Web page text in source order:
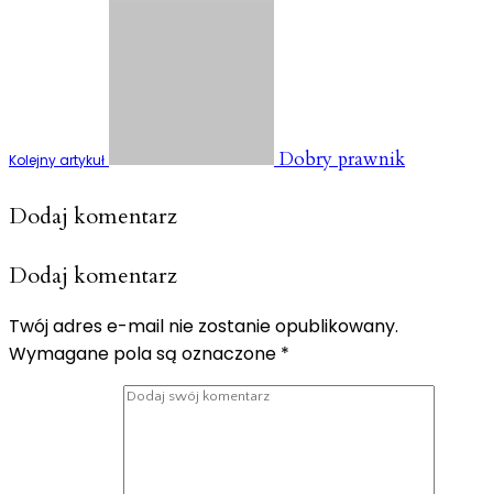
Kolejny artykuł Dobry prawnik
Dodaj komentarz
Dodaj komentarz
Twój adres e-mail nie zostanie opublikowany.
Wymagane pola są oznaczone *